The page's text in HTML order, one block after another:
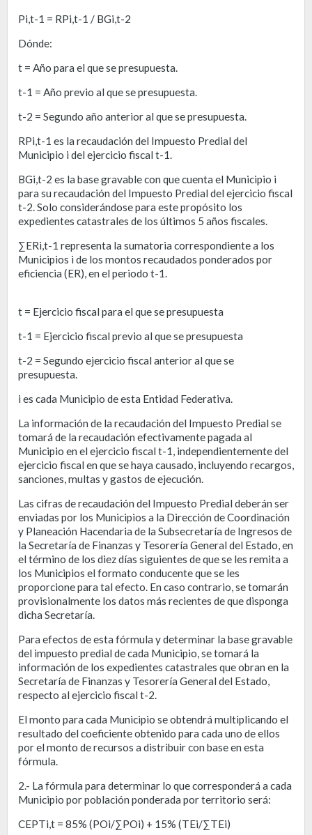
Pi,t-1 = RPi,t-1 / BGi,t-2
Dónde:
t = Año para el que se presupuesta.
t-1 = Año previo al que se presupuesta.
t-2 = Segundo año anterior al que se presupuesta.
RPi,t-1 es la recaudación del Impuesto Predial del
Municipio i del ejercicio fiscal t-1.
BGi,t-2 es la base gravable con que cuenta el Municipio i
para su recaudación del Impuesto Predial del ejercicio fiscal
t-2. Solo considerándose para este propósito los
expedientes catastrales de los últimos 5 años fiscales.
∑ERi,t-1 representa la sumatoria correspondiente a los
Municipios i de los montos recaudados ponderados por
eficiencia (ER), en el periodo t-1.
t = Ejercicio fiscal para el que se presupuesta
t-1 = Ejercicio fiscal previo al que se presupuesta
t-2 = Segundo ejercicio fiscal anterior al que se
presupuesta.
i es cada Municipio de esta Entidad Federativa.
La información de la recaudación del Impuesto Predial se
tomará de la recaudación efectivamente pagada al
Municipio en el ejercicio fiscal t-1, independientemente del
ejercicio fiscal en que se haya causado, incluyendo recargos,
sanciones, multas y gastos de ejecución.
Las cifras de recaudación del Impuesto Predial deberán ser
enviadas por los Municipios a la Dirección de Coordinación
y Planeación Hacendaria de la Subsecretaría de Ingresos de
la Secretaría de Finanzas y Tesorería General del Estado, en
el término de los diez días siguientes de que se les remita a
los Municipios el formato conducente que se les
proporcione para tal efecto. En caso contrario, se tomarán
provisionalmente los datos más recientes de que disponga
dicha Secretaría.
Para efectos de esta fórmula y determinar la base gravable
del impuesto predial de cada Municipio, se tomará la
información de los expedientes catastrales que obran en la
Secretaría de Finanzas y Tesorería General del Estado,
respecto al ejercicio fiscal t-2.
El monto para cada Municipio se obtendrá multiplicando el
resultado del coeficiente obtenido para cada uno de ellos
por el monto de recursos a distribuir con base en esta
fórmula.
2.- La fórmula para determinar lo que corresponderá a cada
Municipio por población ponderada por territorio será:
CEPTi,t = 85% (POi/∑POi) + 15% (TEi/∑TEi)